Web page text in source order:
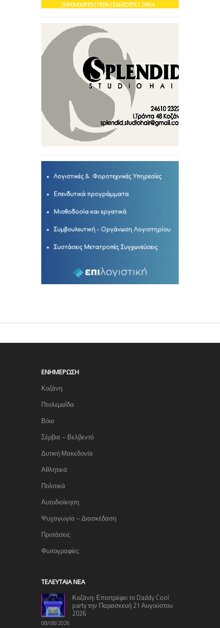
ΕΝΗΜΈΡΩΣΗ
Κοζάνη
Πτολεμαΐδα
Βόιο
Σέρβια – Βελβεντό
Δυτική Μακεδονία
Αθλητικά
Πολιτικά
Αυτοδιοίκηση
Ψυχαγωγία – Διασκέδαση
Προτάσεις
Φωτογραφίες
TΕΛΕΥΤΑΊΑ ΝΈΑ
Κοζάνη: Επιστρέφει το Daddy Cool
party την Παρασκευή 21 Αυγούστου
2026
08/08/2026